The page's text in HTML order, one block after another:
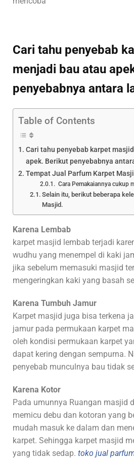
Cari tahu penyebab
menjadi bau atau
penyebabnya antara
Table of Contents
Cari tahu penyebab karpet
apek. Berikut penyebabnya
Tempat Jual Parfum Karpet
Cara Pemakaiannya cukup
Selain itu, berikut beberapa
Masjid.
Karena Lembab
karpet masjid lembab terjadi
wudhu yang menempel di kaki
jika sebelum memasuki masjid
mengeringkan kaki yang basah
Karena Tumbuh Jamur
Karpet masjid juga bisa terkena
jamur pada permukaan karpet
oleh kondisi permukaan karpet
dapat kering dengan sempurna.
penyebab munculnya bau tidak
Karena Kotor
Pada umunnya Ruangan masjid
memicu debu dan kotoran yang
mudah masuk ke dalam dan
karpet. Sehingga karpet masjid
yang tidak sedap. toko jual